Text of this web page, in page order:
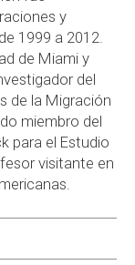
y
1999 a 2012.
de Miami y
del
de la Migración
miembro del
para el Estudio
visitante en